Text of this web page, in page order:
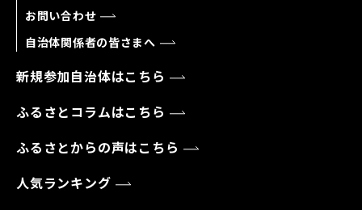
お問い合わせ
自治体関係者の皆さまへ
新規参加自治体はこちら
ふるさとコラムはこちら
ふるさとからの声はこちら
人気ランキング